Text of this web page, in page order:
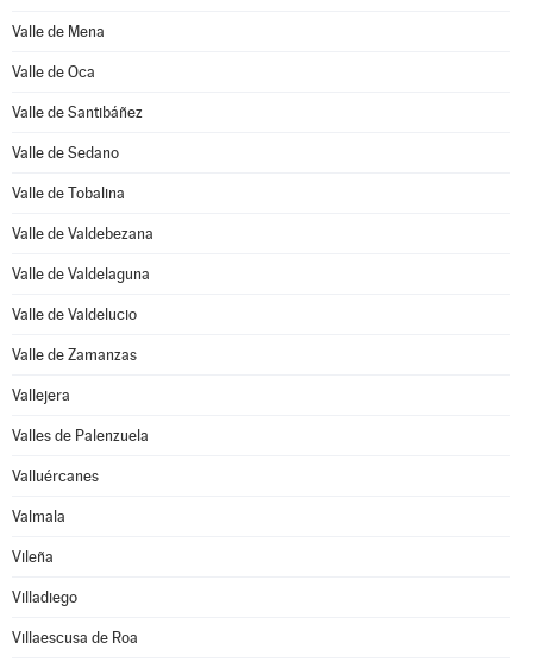
Valle de Mena
Valle de Oca
Valle de Santibáñez
Valle de Sedano
Valle de Tobalina
Valle de Valdebezana
Valle de Valdelaguna
Valle de Valdelucio
Valle de Zamanzas
Vallejera
Valles de Palenzuela
Valluércanes
Valmala
Vileña
Villadiego
Villaescusa de Roa